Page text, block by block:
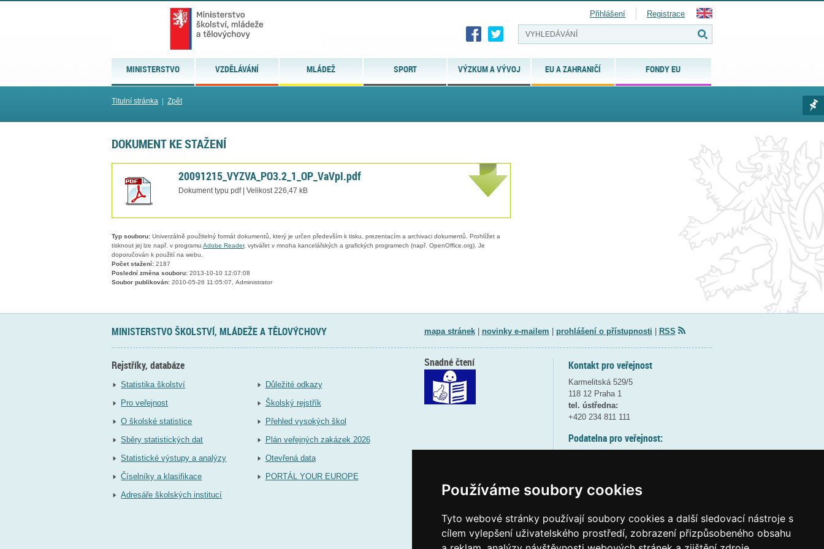
Používáme soubory cookies
Tyto webové stránky používají soubory cookies a další sledovací nástroje s
cílem vylepšení uživatelského prostředí, zobrazení přizpůsobeného obsahu
MINISTERSTVO VZDĚLÁVÁNÍ MLÁDEŽ SPORT VÝZKUM A VÝVOJ EU A ZAHRANIČÍ FONDY EU
Přihlášení Registrace
Titulní stránka Zpět
DOKUMENT KE STAŽENÍ
20091215_VYZVA_PO3.2_1_OP_VaVpI.pdf
Dokument typu pdf | Velikost 226,47 kB
Typ souboru: Univerzálně použitelný formát dokumentů, který je určen především k tisku, prezentacím a archivaci dokumentů. Prohlížet a
tisknout jej lze např. v programu Adobe Reader, vytvářet v mnoha kancelářských a grafických programech (např. OpenOffice.org). Je
doporučován k použití na webu.
Počet stažení: 2187
Poslední změna souboru: 2013-10-10 12:07:08
Soubor publikován: 2010-05-26 11:05:07, Administrator
MINISTERSTVO ŠKOLSTVÍ, MLÁDEŽE A TĚLOVÝCHOVY mapa stránek| novinky e-mailem prohlášení o přístupnosti RSS
Rejstříky, databáze
Statistika školství
Pro veřejnost
O školské statistice
Sběry statistických dat
Statistické výstupy a analýzy
Číselníky a klasifikace
Adresáře školských institucí
Důležité odkazy
Školský rejstřík
Přehled vysokých škol
Plán veřejných zakázek 2026
Otevřená data
PORTÁL YOUR EUROPE
Kontakt pro veřejnost
Karmelitská 529/5
118 12 Praha 1
tel. ústředna:
+420 234 811 111
Podatelna pro veřejnost:
(více informací
Elektronická podatelna:
Snadné čtení